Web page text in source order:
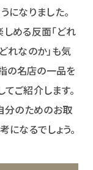
になりました。
める反面「どれ
れなのか」も気
の名店の一品を
てご紹介します。
分のためのお取
なるでしょう。